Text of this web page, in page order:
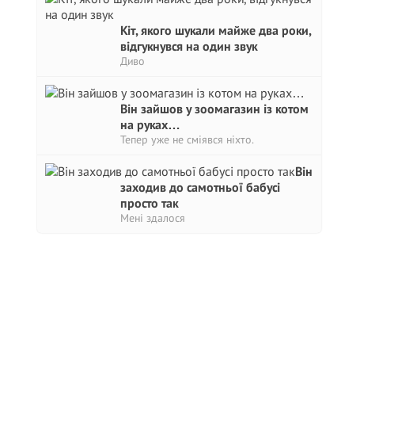
Кіт, якого шукали майже два роки,
відгукнувся на один звук
Диво
Він зайшов у зоомагазин із котом
на руках…
Тепер уже не сміявся ніхто.
Він
заходив до самотньої бабусі
просто так
Мені здалося